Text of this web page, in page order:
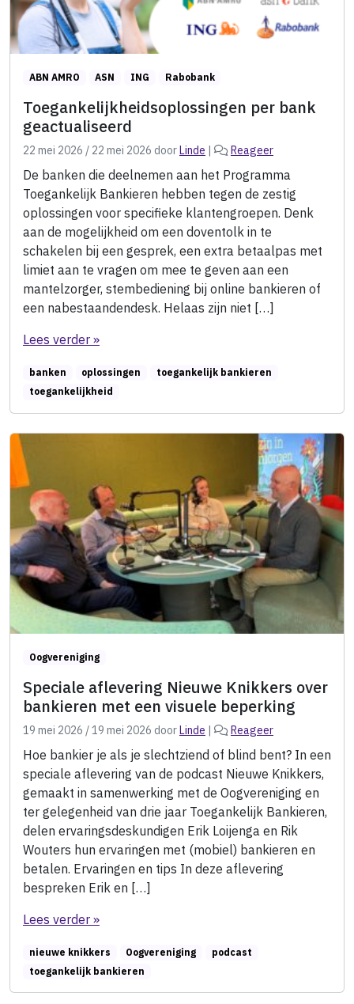
ABN AMRO ASN ING Rabobank
Toegankelijkheidsoplossingen per bank
geactualiseerd
22 mei 2026 / 22 mei 2026 doorLinde | Reageer
De banken die deelnemen aan het Programma
Toegankelijk Bankieren hebben tegen de zestig
oplossingen voor specifieke klantengroepen. Denk
aan de mogelijkheid om een doventolk in te
schakelen bij een gesprek, een extra betaalpas met
limiet aan te vragen om mee te geven aan een
mantelzorger, stembediening bij online bankieren of
een nabestaandendesk. Helaas zijn niet […]
Lees verder »
banken oplossingen
toegankelijk bankieren
toegankelijkheid
Oogvereniging
Speciale aflevering Nieuwe Knikkers over
bankieren met een visuele beperking
19 mei 2026 /19 mei 2026 doorLinde | Reageer
Hoe bankier je als je slechtziend of blind bent? In een
speciale aflevering van de podcast Nieuwe Knikkers,
gemaakt in samenwerking met de Oogvereniging en
ter gelegenheid van drie jaar Toegankelijk Bankieren,
delen ervaringsdeskundigen Erik Loijenga en Rik
Wouters hun ervaringen met (mobiel) bankieren en
betalen. Ervaringen en tips In deze aflevering
bespreken Erik en […]
Lees verder »
nieuwe knikkers Oogvereniging
podcast
toegankelijk bankieren